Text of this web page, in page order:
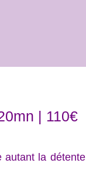
| 110€
autant la détente